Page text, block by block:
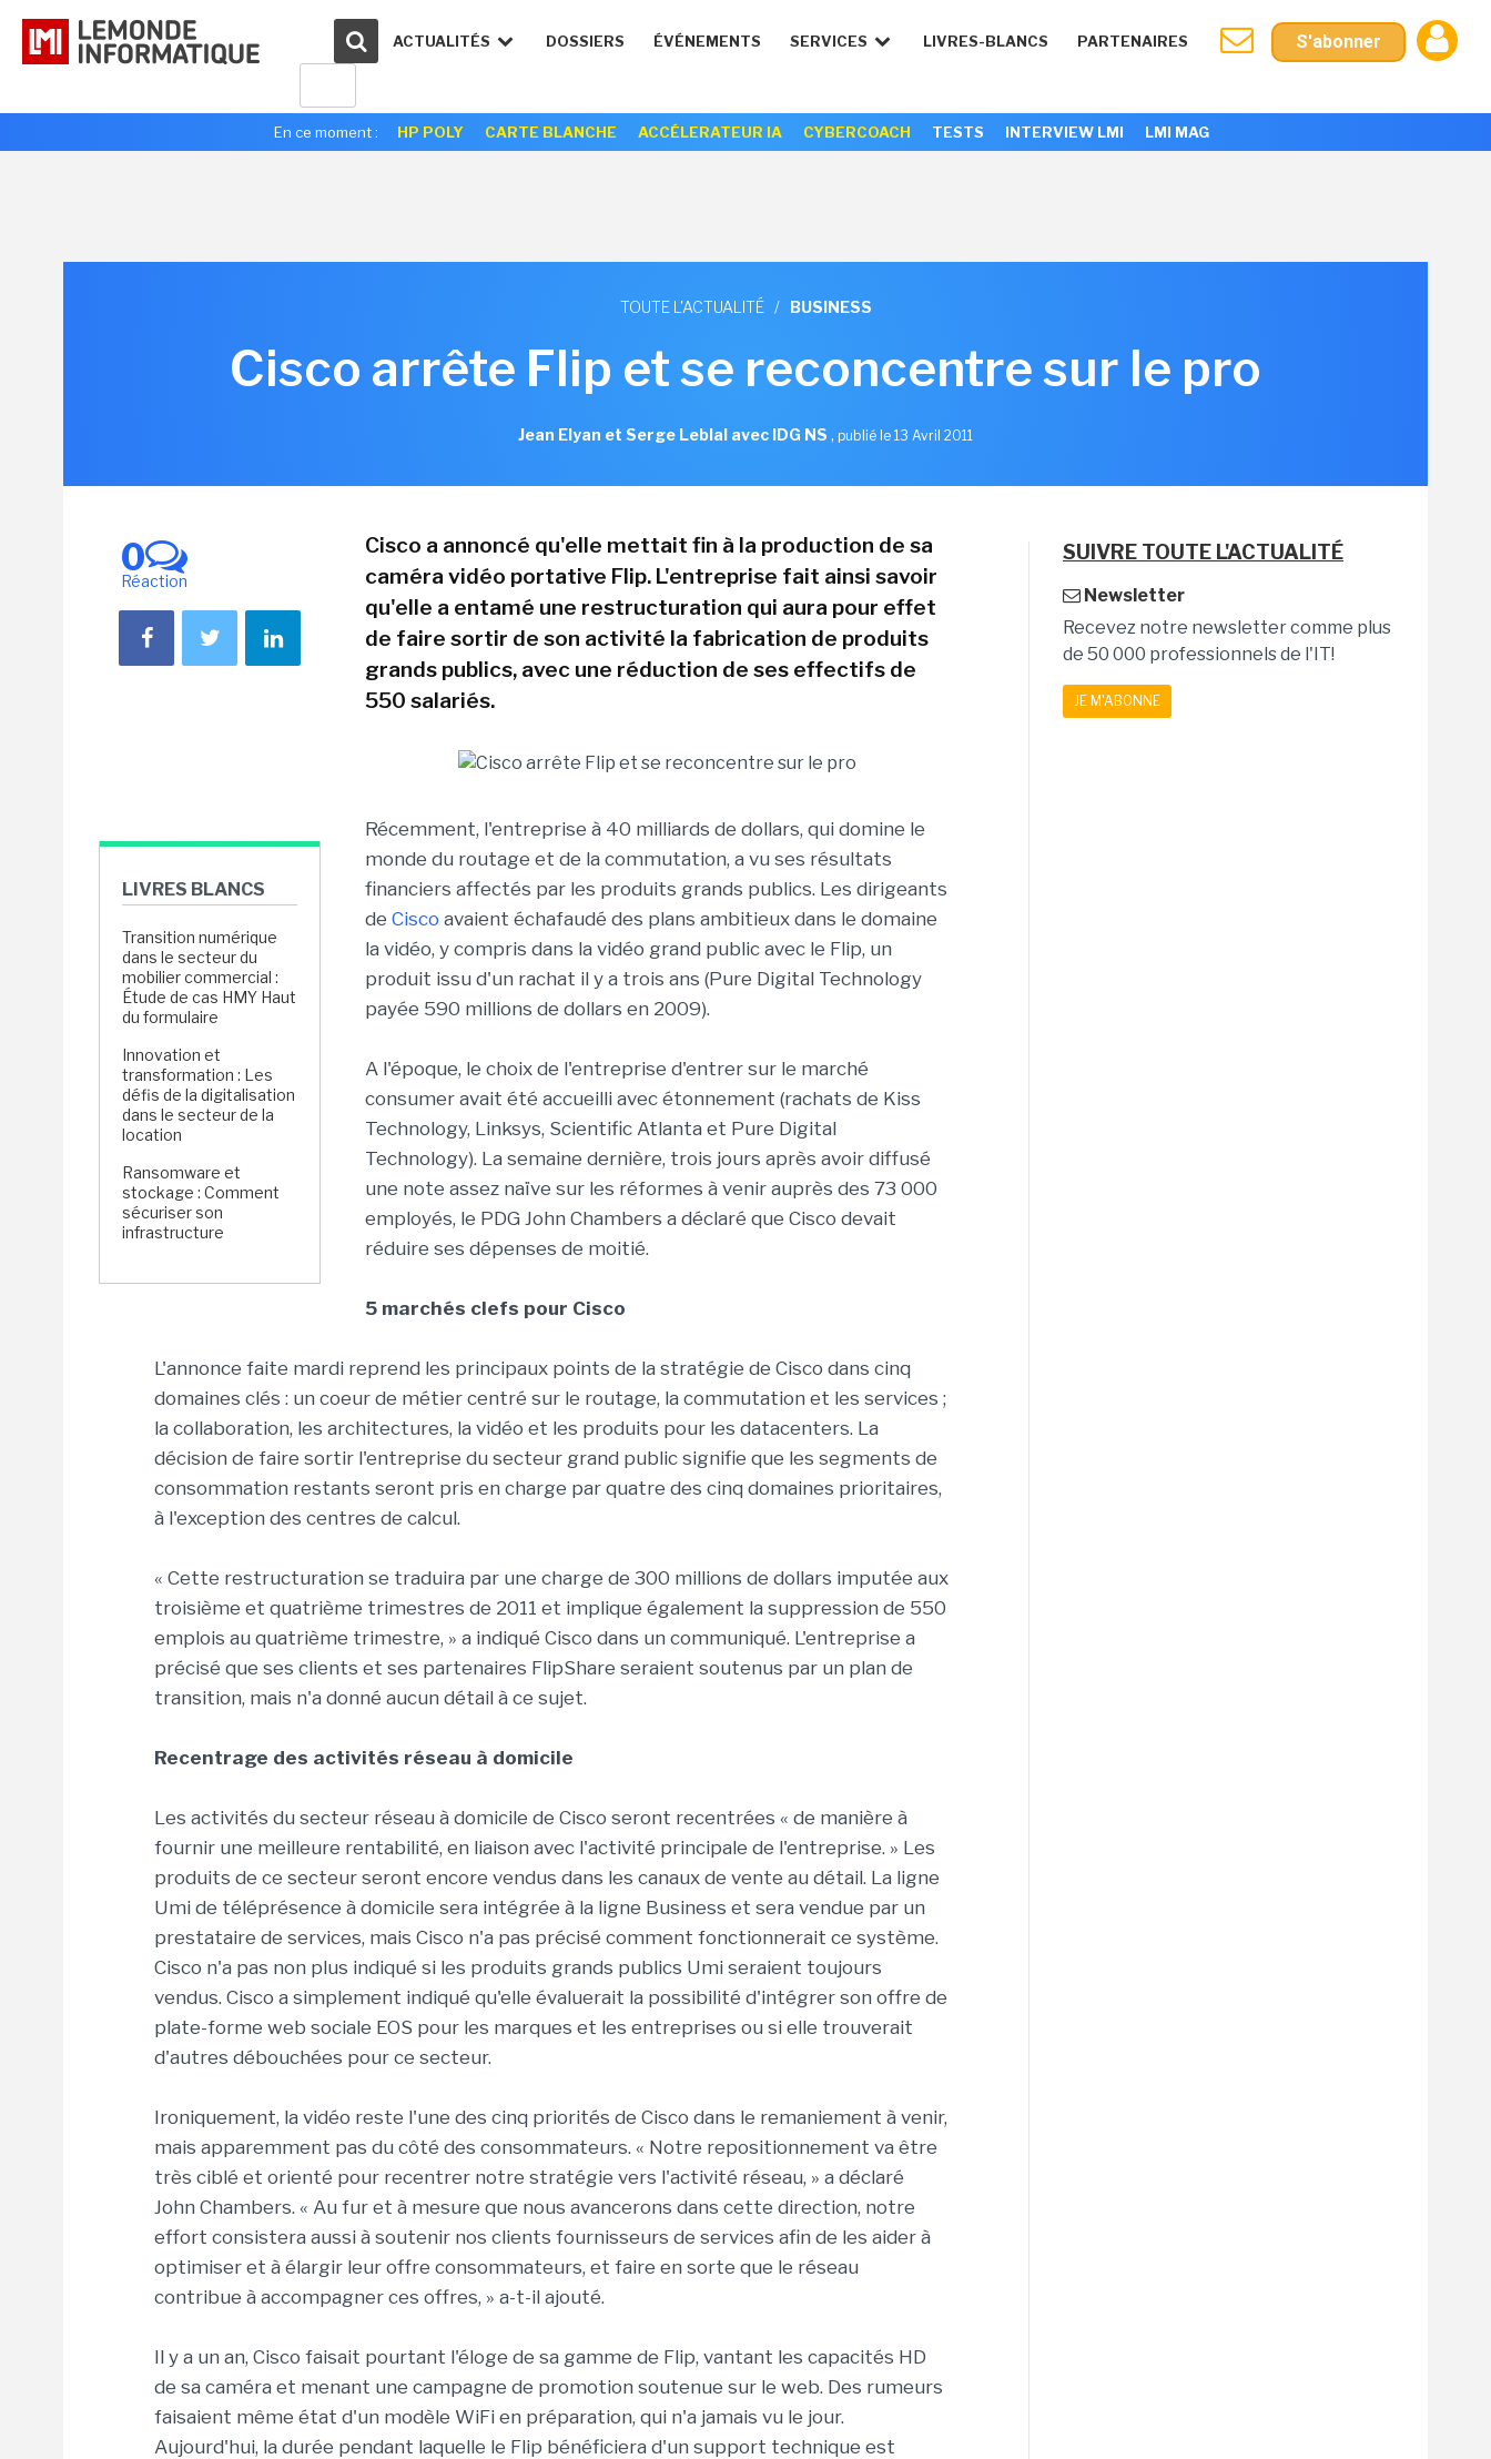
ACTUALITÉS DOSSIERS ÉVÉNEMENTS SERVICES LIVRES-BLANCS PARTENAIRES S'abonner
En ce moment : HP POLY CARTE BLANCHE ACCÉLERATEUR IA CYBERCOACH TESTS INTERVIEW LMI LMI MAG
TOUTE L'ACTUALITÉ / BUSINESS
Cisco arrête Flip et se reconcentre sur le pro
Jean Elyan et Serge Leblal avec IDG NS , publié le 13 Avril 2011
0
Réaction
LIVRES BLANCS
Transition numérique
dans le secteur du
mobilier commercial :
Étude de cas HMY Haut
du formulaire
Innovation et
transformation : Les
défis de la digitalisation
dans le secteur de la
location
Ransomware et
stockage : Comment
sécuriser son
infrastructure
Cisco a annoncé qu'elle mettait fin à la production de sa
caméra vidéo portative Flip. L'entreprise fait ainsi savoir
qu'elle a entamé une restructuration qui aura pour effet
de faire sortir de son activité la fabrication de produits
grands publics, avec une réduction de ses effectifs de
550 salariés.
Récemment, l'entreprise à 40 milliards de dollars, qui domine le
monde du routage et de la commutation, a vu ses résultats
financiers affectés par les produits grands publics. Les dirigeants
de Cisco avaient échafaudé des plans ambitieux dans le domaine
la vidéo, y compris dans la vidéo grand public avec le Flip, un
produit issu d'un rachat il y a trois ans (Pure Digital Technology
payée 590 millions de dollars en 2009).
A l'époque, le choix de l'entreprise d'entrer sur le marché
consumer avait été accueilli avec étonnement (rachats de Kiss
Technology, Linksys, Scientific Atlanta et Pure Digital
Technology). La semaine dernière, trois jours après avoir diffusé
une note assez naïve sur les réformes à venir auprès des 73 000
employés, le PDG John Chambers a déclaré que Cisco devait
réduire ses dépenses de moitié.
5 marchés clefs pour Cisco
L'annonce faite mardi reprend les principaux points de la stratégie de Cisco dans cinq
domaines clés : un coeur de métier centré sur le routage, la commutation et les services ;
la collaboration, les architectures, la vidéo et les produits pour les datacenters. La
décision de faire sortir l'entreprise du secteur grand public signifie que les segments de
consommation restants seront pris en charge par quatre des cinq domaines prioritaires,
à l'exception des centres de calcul.
« Cette restructuration se traduira par une charge de 300 millions de dollars imputée aux
troisième et quatrième trimestres de 2011 et implique également la suppression de 550
emplois au quatrième trimestre, » a indiqué Cisco dans un communiqué. L'entreprise a
précisé que ses clients et ses partenaires FlipShare seraient soutenus par un plan de
transition, mais n'a donné aucun détail à ce sujet.
Recentrage des activités réseau à domicile
Les activités du secteur réseau à domicile de Cisco seront recentrées « de manière à
fournir une meilleure rentabilité, en liaison avec l'activité principale de l'entreprise. » Les
produits de ce secteur seront encore vendus dans les canaux de vente au détail. La ligne
Umi de téléprésence à domicile sera intégrée à la ligne Business et sera vendue par un
prestataire de services, mais Cisco n'a pas précisé comment fonctionnerait ce système.
Cisco n'a pas non plus indiqué si les produits grands publics Umi seraient toujours
vendus. Cisco a simplement indiqué qu'elle évaluerait la possibilité d'intégrer son offre de
plate-forme web sociale EOS pour les marques et les entreprises ou si elle trouverait
d'autres débouchées pour ce secteur.
Ironiquement, la vidéo reste l'une des cinq priorités de Cisco dans le remaniement à venir,
mais apparemment pas du côté des consommateurs. « Notre repositionnement va être
très ciblé et orienté pour recentrer notre stratégie vers l'activité réseau, » a déclaré
John Chambers. « Au fur et à mesure que nous avancerons dans cette direction, notre
effort consistera aussi à soutenir nos clients fournisseurs de services afin de les aider à
optimiser et à élargir leur offre consommateurs, et faire en sorte que le réseau
contribue à accompagner ces offres, » a-t-il ajouté.
Il y a un an, Cisco faisait pourtant l'éloge de sa gamme de Flip, vantant les capacités HD
de sa caméra et menant une campagne de promotion soutenue sur le web. Des rumeurs
faisaient même état d'un modèle WiFi en préparation, qui n'a jamais vu le jour.
Aujourd'hui, la durée pendant laquelle le Flip bénéficiera d'un support technique est
SUIVRE TOUTE L'ACTUALITÉ
Newsletter
Recevez notre newsletter comme plus
de 50 000 professionnels de l'IT!
JE M'ABONNE